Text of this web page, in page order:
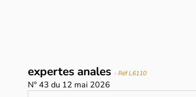
expertes anales - Réf L6110
N°43 du 12 mai 2026